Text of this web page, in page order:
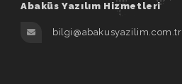
Abaküs Yazılım Hizmetleri
bilgi@abakusyazilim.com.tr